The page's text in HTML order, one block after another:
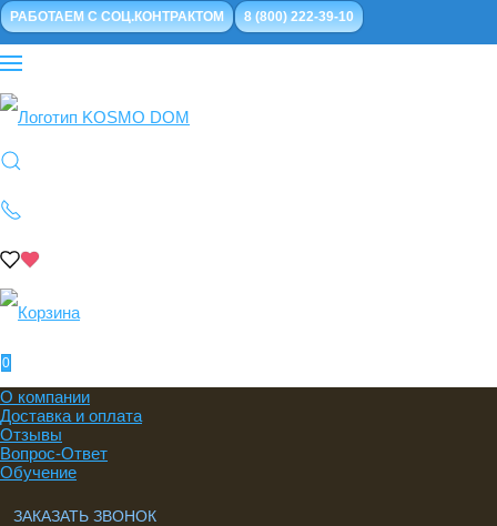
РАБОТАЕМ С СОЦ.КОНТРАКТОМ 8 (800) 222-39-10
0
О компании
Доставка и оплата
Отзывы
Вопрос-Ответ
Обучение
ЗАКАЗАТЬ ЗВОНОК